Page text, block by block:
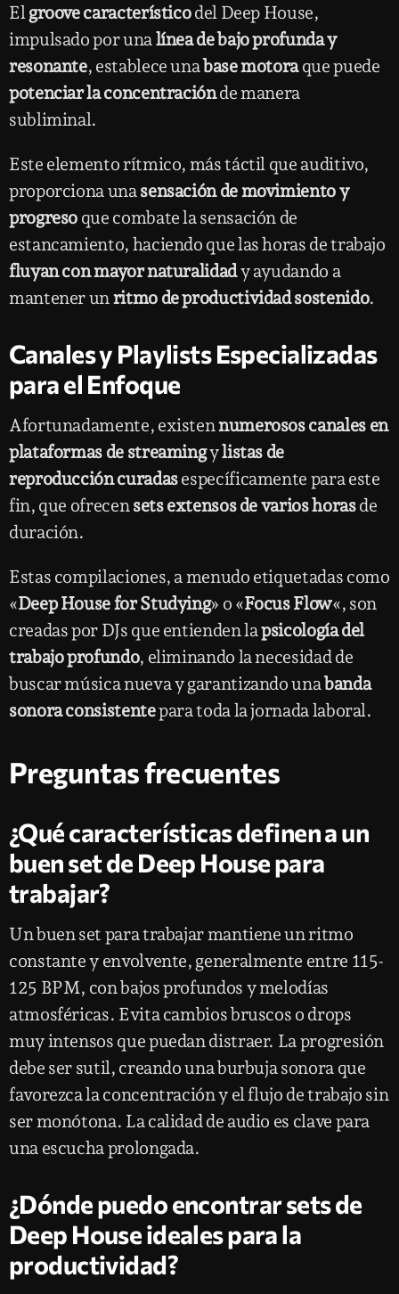
El groove característicodel Deep House,
impulsado por una línea de bajo profunda y
resonante, establece unabase motoraque puede
potenciar la concentraciónde manera
subliminal.
Este elemento rítmico, más táctil que auditivo,
proporciona una sensación de movimiento y
progreso que combate la sensación de
estancamiento, haciendo que las horas de trabajo
fluyan con mayor naturalidady ayudando a
mantener un ritmo de productividad sostenido.
Canales y Playlists Especializadas
para el Enfoque
Afortunadamente, existennumerosos canales en
plataformas de streamingylistas de
reproducción curadasespecíficamente para este
fin, que ofrecensets extensos de varios horasde
duración.
Estas compilaciones, a menudo etiquetadas como
«Deep House for Studying» o «Focus Flow«, son
creadas por DJs que entienden lapsicología del
trabajo profundo, eliminando la necesidad de
buscar música nueva y garantizando unabanda
sonora consistentepara toda la jornada laboral.
Preguntas frecuentes
¿Qué características definen a un
buen set de Deep House para
trabajar?
Un buen set para trabajar mantiene un ritmo
constante y envolvente, generalmente entre 115-
125 BPM, con bajos profundos y melodías
atmosféricas. Evita cambios bruscos o drops
muy intensos que puedan distraer. La progresión
debe ser sutil, creando una burbuja sonora que
favorezca la concentración y el flujo de trabajo sin
ser monótona. La calidad de audio es clave para
una escucha prolongada.
¿Dónde puedo encontrar sets de
Deep House ideales para la
productividad?